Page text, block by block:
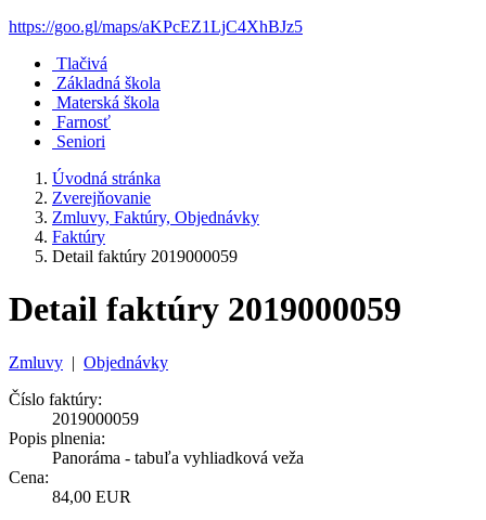
https://goo.gl/maps/aKPcEZ1LjC4XhBJz5
Tlačivá
Základná škola
Materská škola
Farnosť
Seniori
Úvodná stránka
Zverejňovanie
Zmluvy, Faktúry, Objednávky
Faktúry
Detail faktúry 2019000059
Detail faktúry 2019000059
Zmluvy | Objednávky
Číslo faktúry:
2019000059
Popis plnenia:
Panoráma - tabuľa vyhliadková veža
Cena:
84,00 EUR